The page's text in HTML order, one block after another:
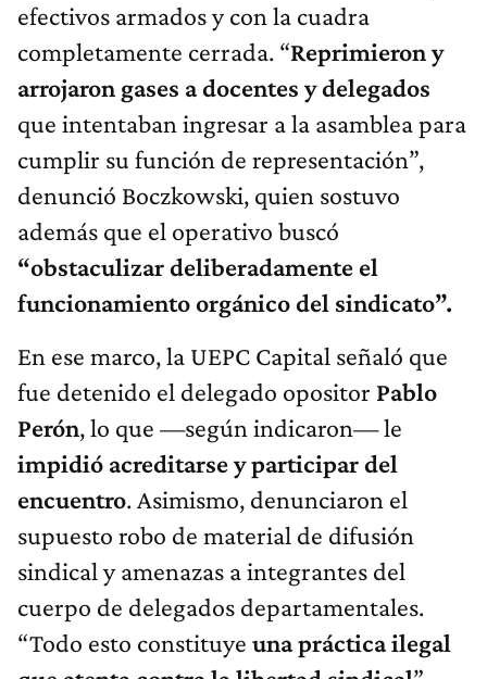
efectivos armados y con la cuadra
completamente cerrada. “Reprimieron y
arrojaron gases a docentes y delegados
que intentaban ingresar a la asamblea para
cumplir su función de representación”,
denunció Boczkowski, quien sostuvo
además que el operativo buscó
“obstaculizar deliberadamente el
funcionamiento orgánico del sindicato”.
En ese marco, la UEPC Capital señaló que
fue detenido el delegado opositor Pablo
Perón, lo que —según indicaron— le
impidió acreditarse y participar del
encuentro. Asimismo, denunciaron el
supuesto robo de material de difusión
sindical y amenazas a integrantes del
cuerpo de delegados departamentales.
“Todo esto constituye una práctica ilegal